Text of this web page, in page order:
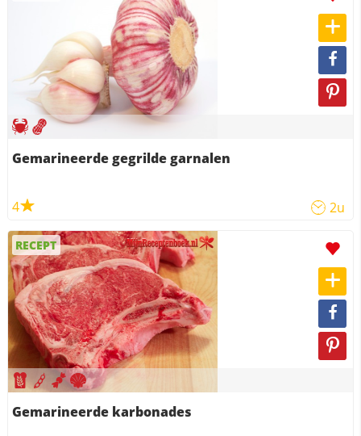
Gemarineerde gegrilde garnalen
4 2u
RECEPT
Gemarineerde karbonades